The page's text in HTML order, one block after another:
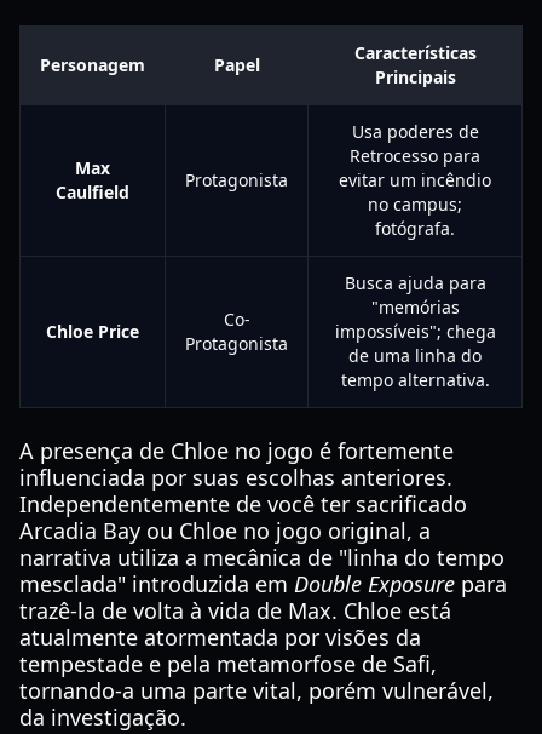
Personagem Papel
Características
Principais
Max
Caulfield
Protagonista
Usa poderes de
Retrocesso para
evitar um incêndio
no campus;
fotógrafa.
Chloe Price
Co-
Protagonista
Busca ajuda para
"memórias
impossíveis"; chega
de uma linha do
tempo alternativa.
A presença de Chloe no jogo é fortemente
influenciada por suas escolhas anteriores.
Independentemente de você ter sacrificado
Arcadia Bay ou Chloe no jogo original, a
narrativa utiliza a mecânica de "linha do tempo
mesclada" introduzida em Double Exposure para
trazê-la de volta à vida de Max. Chloe está
atualmente atormentada por visões da
tempestade e pela metamorfose de Safi,
tornando-a uma parte vital, porém vulnerável,
da investigação.